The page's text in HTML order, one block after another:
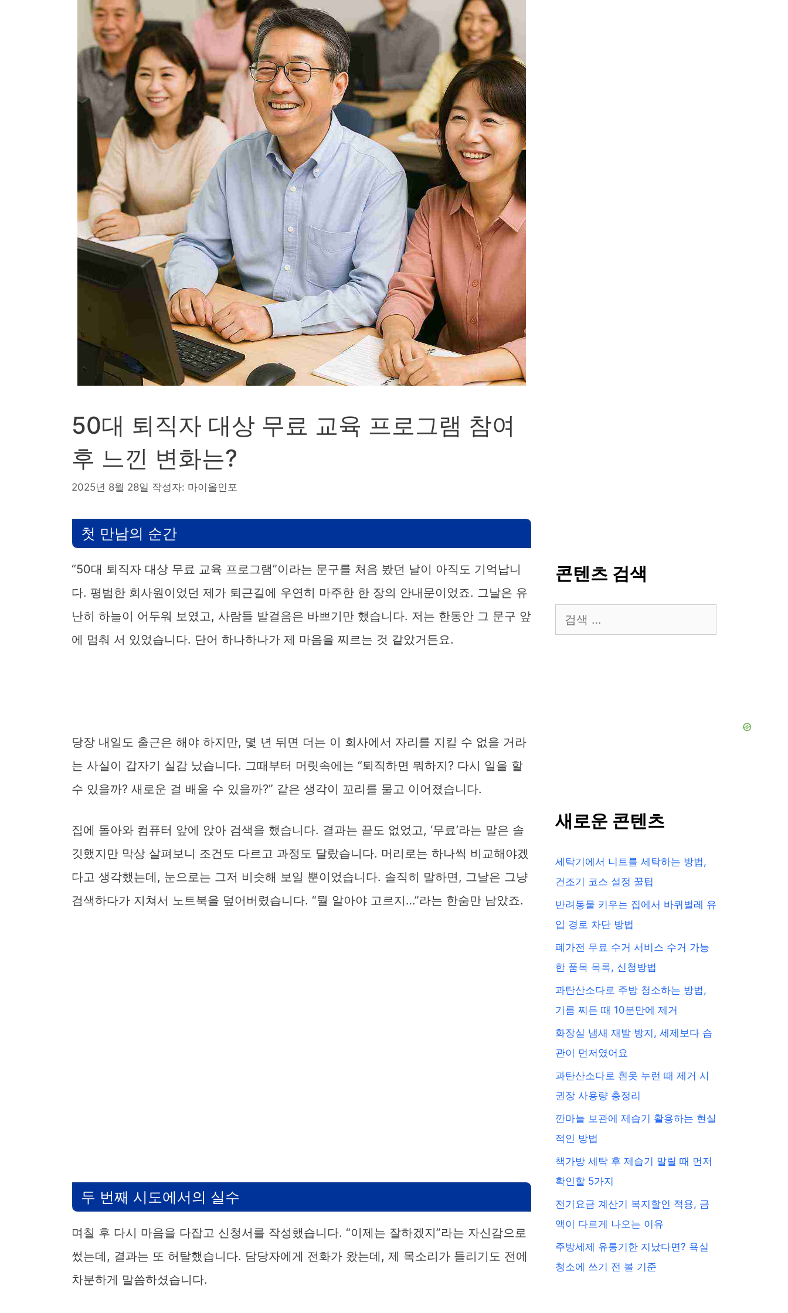
50대 퇴직자 대상 무료 교육 프로그램 참여
후 느낀 변화는?
2025년 8월 28일 작성자: 마이올인포
첫 만남의 순간
“50대 퇴직자 대상 무료 교육 프로그램”이라는 문구를 처음 봤던 날이 아직도 기억납니
다. 평범한 회사원이었던 제가 퇴근길에 우연히 마주한 한 장의 안내문이었죠. 그날은 유
난히 하늘이 어두워 보였고, 사람들 발걸음은 바쁘기만 했습니다. 저는 한동안 그 문구 앞
에 멈춰 서 있었습니다. 단어 하나하나가 제 마음을 찌르는 것 같았거든요.
당장 내일도 출근은 해야 하지만, 몇 년 뒤면 더는 이 회사에서 자리를 지킬 수 없을 거라
는 사실이 갑자기 실감 났습니다. 그때부터 머릿속에는 “퇴직하면 뭐하지? 다시 일을 할
수 있을까? 새로운 걸 배울 수 있을까?” 같은 생각이 꼬리를 물고 이어졌습니다.
집에 돌아와 컴퓨터 앞에 앉아 검색을 했습니다. 결과는 끝도 없었고, ‘무료’라는 말은 솔
깃했지만 막상 살펴보니 조건도 다르고 과정도 달랐습니다. 머리로는 하나씩 비교해야겠
다고 생각했는데, 눈으로는 그저 비슷해 보일 뿐이었습니다. 솔직히 말하면, 그날은 그냥
검색하다가 지쳐서 노트북을 덮어버렸습니다. “뭘 알아야 고르지…”라는 한숨만 남았죠.
두 번째 시도에서의 실수
며칠 후 다시 마음을 다잡고 신청서를 작성했습니다. “이제는 잘하겠지”라는 자신감으로
썼는데, 결과는 또 허탈했습니다. 담당자에게 전화가 왔는데, 제 목소리가 들리기도 전에
차분하게 말씀하셨습니다.
콘텐츠 검색
색:
새로운 콘텐츠
세탁기에서 니트를 세탁하는 방법,
건조기 코스 설정 꿀팁
반려동물 키우는 집에서 바퀴벌레 유
입 경로 차단 방법
폐가전 무료 수거 서비스 수거 가능
한 품목 목록, 신청방법
과탄산소다로 주방 청소하는 방법,
기름 찌든 때 10분만에 제거
화장실 냄새 재발 방지, 세제보다 습
관이 먼저였어요
과탄산소다로 흰옷 누런 때 제거 시
권장 사용량 총정리
깐마늘 보관에 제습기 활용하는 현실
적인 방법
책가방 세탁 후 제습기 말릴 때 먼저
확인할 5가지
전기요금 계산기 복지할인 적용, 금
액이 다르게 나오는 이유
주방세제 유통기한 지났다면? 욕실
청소에 쓰기 전 볼 기준